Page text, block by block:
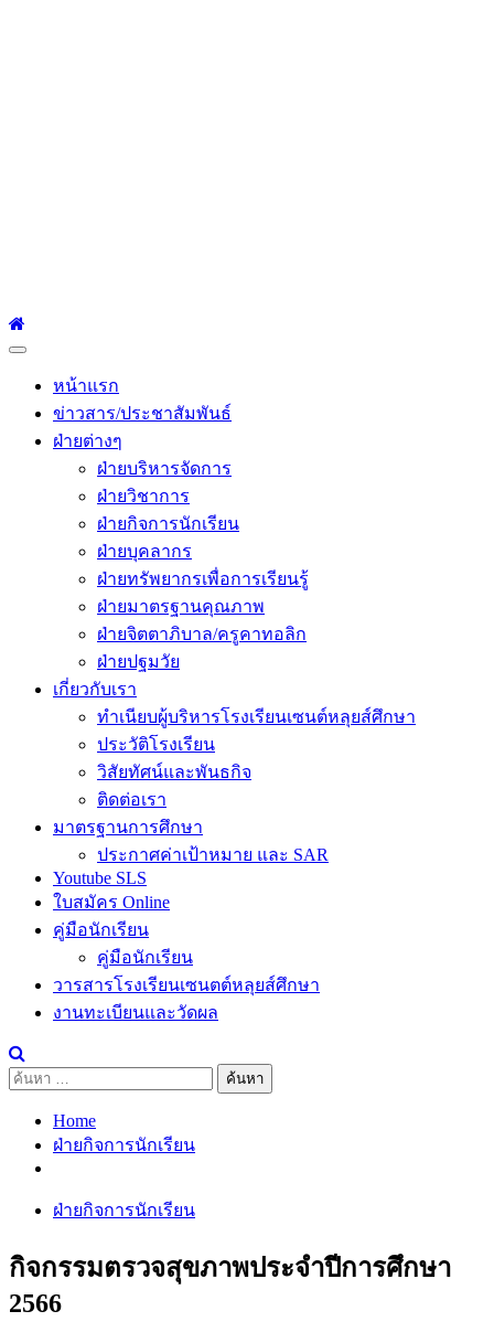
Primary
หน้าแรก
ข่าวสาร/ประชาสัมพันธ์
ฝ่ายต่างๆ
ฝ่ายบริหารจัดการ
ฝ่ายวิชาการ
ฝ่ายกิจการนักเรียน
ฝ่ายบุคลากร
ฝ่ายทรัพยากรเพื่อการเรียนรู้
ฝ่ายมาตรฐานคุณภาพ
ฝ่ายจิตตาภิบาล/ครูคาทอลิก
ฝ่ายปฐมวัย
เกี่ยวกับเรา
ทำเนียบผู้บริหารโรงเรียนเซนต์หลุยส์ศึกษา
ประวัติโรงเรียน
วิสัยทัศน์และพันธกิจ
ติดต่อเรา
มาตรฐานการศึกษา
ประกาศค่าเป้าหมาย และ SAR
Youtube SLS
ใบสมัคร Online
คู่มือนักเรียน
คู่มือนักเรียน
วารสารโรงเรียนเซนตต์หลุยส์ศึกษา
งานทะเบียนและวัดผล
ค้นหา
Home
ฝ่ายกิจการนักเรียน
ฝ่ายกิจการนักเรียน
กิจกรรมตรวจสุขภาพประจำปีการศึกษา
2566